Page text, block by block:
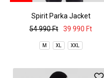
Spirit Parka Jacket
54 990 Ft
39 990 Ft
M XL XXL